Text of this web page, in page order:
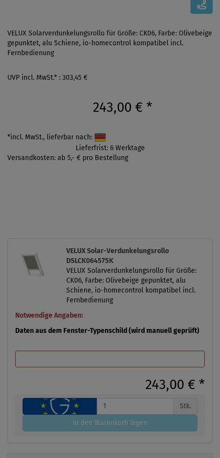
VELUX Solarverdunkelungsrollo für Größe: CK06, Farbe: Olivebeige
gepunktet, alu Schiene, io-homecontrol kompatibel incl.
Fernbedienung
UVP incl. MwSt.* : 303,45 €
243,00 € *
*incl. MwSt., lieferbar nach:
Lieferfrist: 6 Werktage
Versandkosten: ab 5,- € pro Bestellung
VELUX Solar-Verdunkelungsrollo
DSLCK064575K
VELUX Solarverdunkelungsrollo für Größe:
CK06, Farbe: Olivebeige gepunktet, alu
Schiene, io-homecontrol kompatibel incl.
Fernbedienung
Notwendige Angaben:
Daten aus dem Fenster-Typenschild (wird manuell geprüft)
243,00 € *
Stk.
in den Warenkorb legen